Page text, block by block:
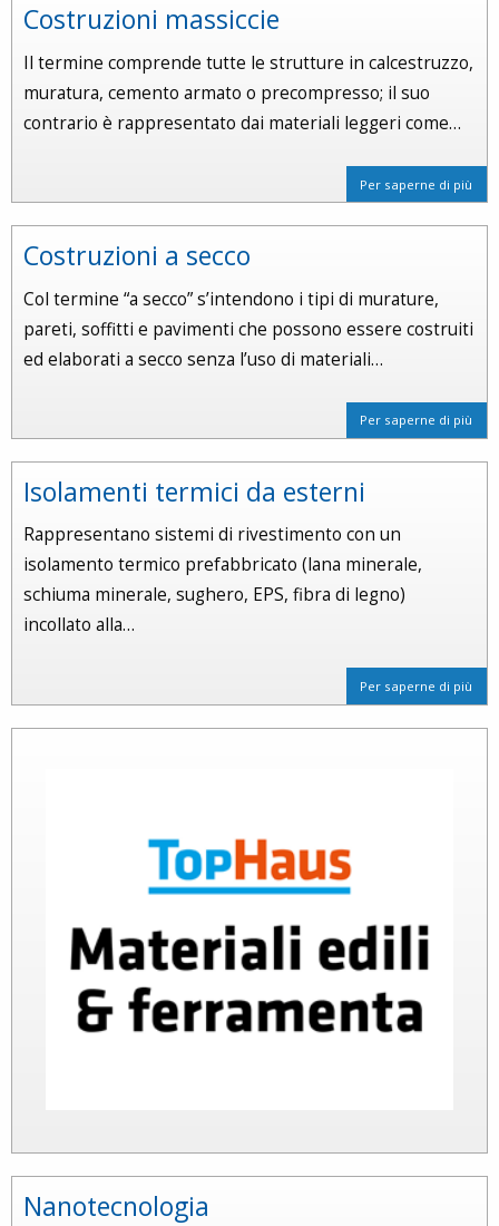
Costruzioni massiccie
Il termine comprende tutte le strutture in calcestruzzo,
muratura, cemento armato o precompresso; il suo
contrario è rappresentato dai materiali leggeri come…
Per saperne di più
Costruzioni a secco
Col termine “a secco” s’intendono i tipi di murature,
pareti, soffitti e pavimenti che possono essere costruiti
ed elaborati a secco senza l’uso di materiali…
Per saperne di più
Isolamenti termici da esterni
Rappresentano sistemi di rivestimento con un
isolamento termico prefabbricato (lana minerale,
schiuma minerale, sughero, EPS, fibra di legno)
incollato alla…
Per saperne di più
Nanotecnologia